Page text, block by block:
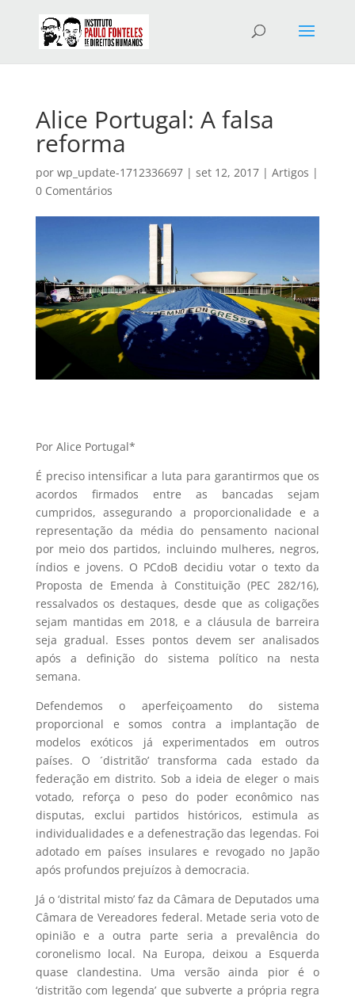
Alice Portugal: A falsa
reforma
por wp_update-1712336697| set 12, 2017| Artigos |
0 Comentários
Por Alice Portugal*
É preciso intensificar a luta para garantirmos que os
acordos firmados entre as bancadas sejam
cumpridos, assegurando a proporcionalidade e a
representação da média do pensamento nacional
por meio dos partidos, incluindo mulheres, negros,
índios e jovens. O PCdoB decidiu votar o texto da
Proposta de Emenda à Constituição (PEC 282/16),
ressalvados os destaques, desde que as coligações
sejam mantidas em 2018, e a cláusula de barreira
seja gradual. Esses pontos devem ser analisados
após a definição do sistema político na nesta
semana.
Defendemos o aperfeiçoamento do sistema
proporcional e somos contra a implantação de
modelos exóticos já experimentados em outros
países. O ´distritão’ transforma cada estado da
federação em distrito. Sob a ideia de eleger o mais
votado, reforça o peso do poder econômico nas
disputas, exclui partidos históricos, estimula as
individualidades e a defenestração das legendas. Foi
adotado em países insulares e revogado no Japão
após profundos prejuízos à democracia.
Já o ‘distrital misto’ faz da Câmara de Deputados uma
Câmara de Vereadores federal. Metade seria voto de
opinião e a outra parte seria a prevalência do
coronelismo local. Na Europa, deixou a Esquerda
quase clandestina. Uma versão ainda pior é o
‘distritão com legenda’ que subverte a própria regra